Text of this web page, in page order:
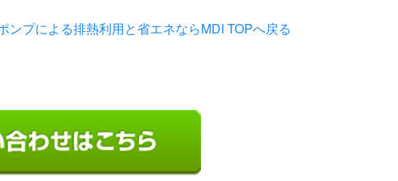
ンプによる排熱利用と省エネならMDI TOPへ戻る